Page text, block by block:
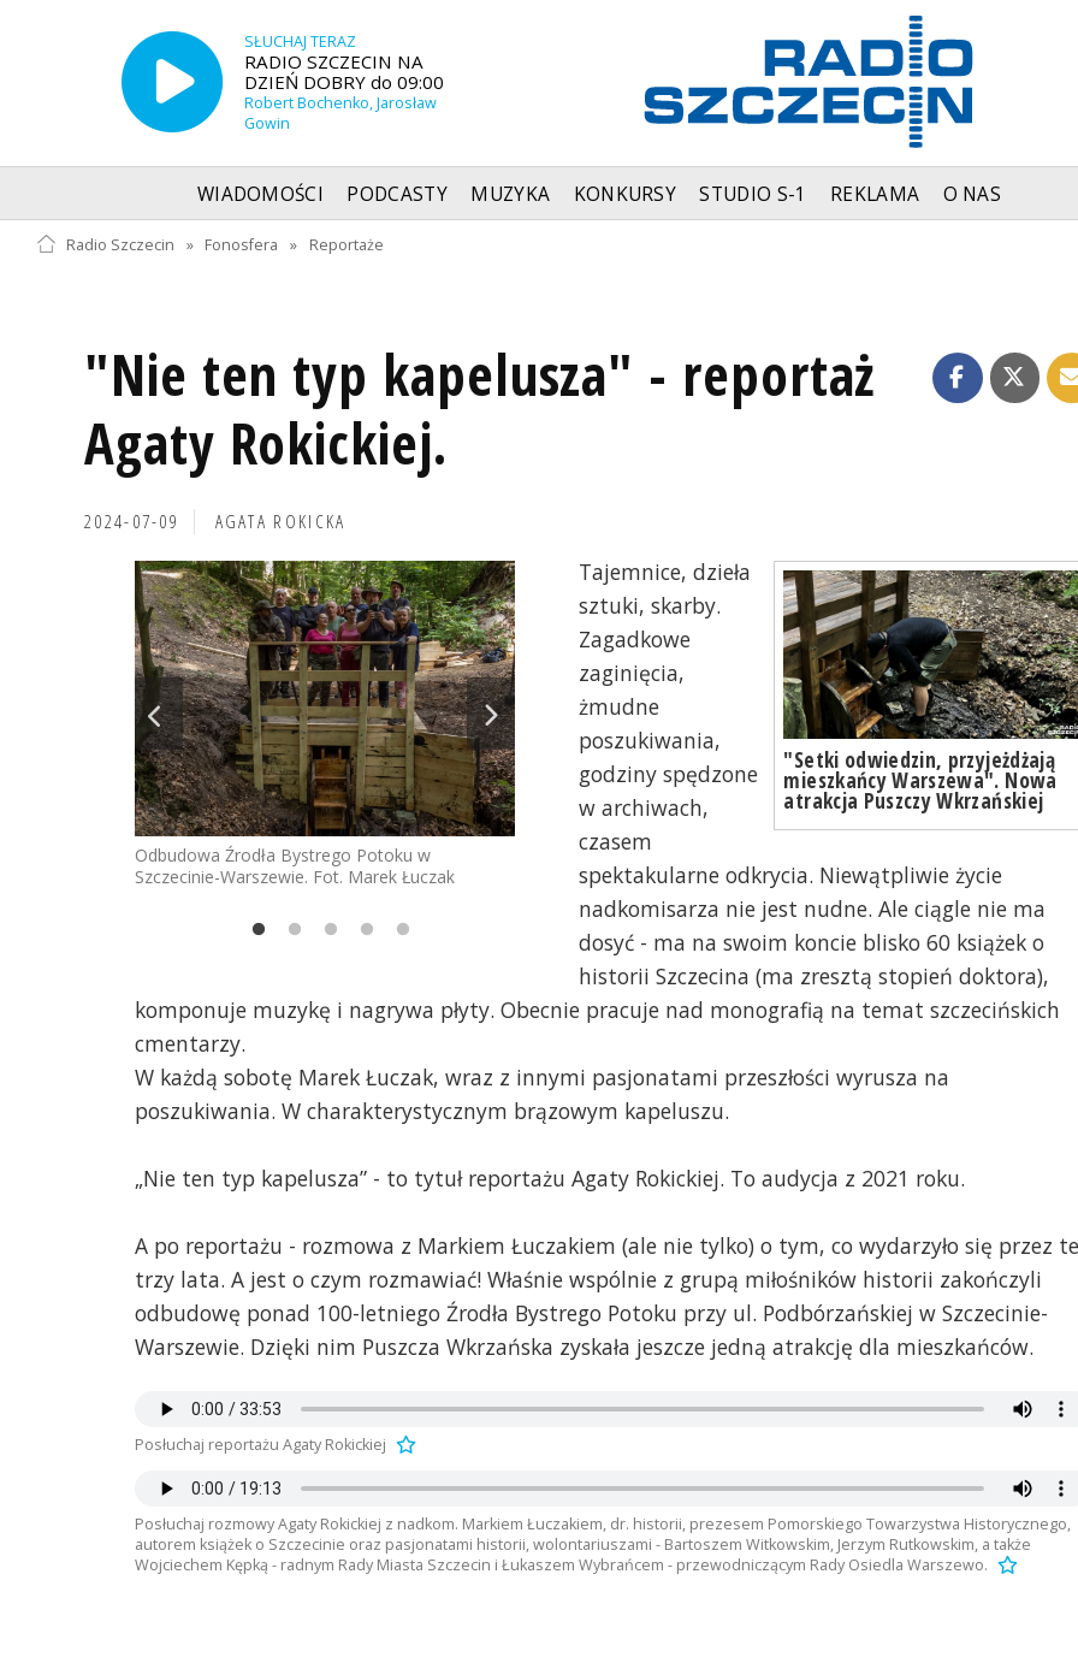
SŁUCHAJ TERAZ
RADIO SZCZECIN NA
DZIEŃ DOBRY do 09:00
Robert Bochenko, Jarosław
Gowin
WIADOMOŚCI PODCASTY MUZYKA KONKURSY STUDIO S-1 REKLAMA O NAS
Radio Szczecin » Fonosfera » Reportaże
"Nie ten typ kapelusza" - reportaż
Agaty Rokickiej.
2024-07-09 AGATA ROKICKA
Odbudowa Źrodła Bystrego Potoku w
Szczecinie-Warszewie. Fot. Marek Łuczak
Źrodło Bystrego Potoku ok. 100 lat temu. Fot.
ze zbiorów Marka Łuczaka
Odbudowa Źrodła
Szczecinie-Warszewie.
"Setki odwiedzin, przyjeżdżają
mieszkańcy Warszewa". Nowa
atrakcja Puszczy Wkrzańskiej
Tajemnice, dzieła
sztuki, skarby.
Zagadkowe
zaginięcia,
żmudne
poszukiwania,
godziny spędzone
w archiwach,
czasem
spektakularne odkrycia. Niewątpliwie życie
nadkomisarza nie jest nudne. Ale ciągle nie ma
dosyć - ma na swoim koncie blisko 60 książek o
historii Szczecina (ma zresztą stopień doktora),
komponuje muzykę i nagrywa płyty. Obecnie pracuje nad monografią na temat szczecińskich
cmentarzy.
W każdą sobotę Marek Łuczak, wraz z innymi pasjonatami przeszłości wyrusza na
poszukiwania. W charakterystycznym brązowym kapeluszu.
„Nie ten typ kapelusza” - to tytuł reportażu Agaty Rokickiej. To audycja z 2021 roku.
A po reportażu - rozmowa z Markiem Łuczakiem (ale nie tylko) o tym, co wydarzyło się przez te
trzy lata. A jest o czym rozmawiać! Właśnie wspólnie z grupą miłośników historii zakończyli
odbudowę ponad 100-letniego Źrodła Bystrego Potoku przy ul. Podbórzańskiej w Szczecinie-
Warszewie. Dzięki nim Puszcza Wkrzańska zyskała jeszcze jedną atrakcję dla mieszkańców.
Posłuchaj reportażu Agaty Rokickiej
Posłuchaj rozmowy Agaty Rokickiej z nadkom. Markiem Łuczakiem, dr. historii, prezesem Pomorskiego Towarzystwa Historycznego,
autorem książek o Szczecinie oraz pasjonatami historii, wolontariuszami - Bartoszem Witkowskim, Jerzym Rutkowskim, a także
Wojciechem Kępką - radnym Rady Miasta Szczecin i Łukaszem Wybrańcem - przewodniczącym Rady Osiedla Warszewo.